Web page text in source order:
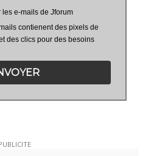
e-mails de Jforum
contienent des pixels de
des clics pour des besoins